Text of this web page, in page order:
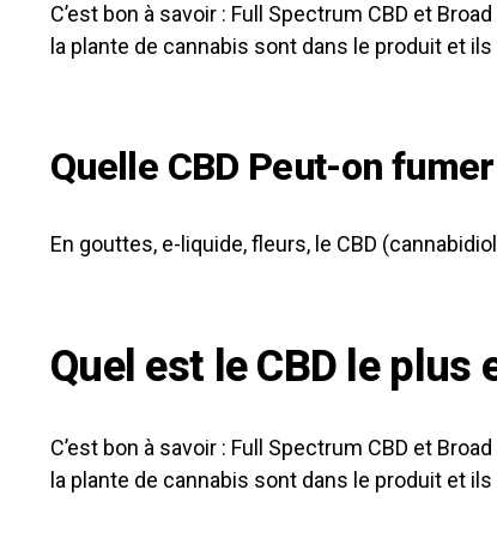
C’est bon à savoir : Full Spectrum CBD et
la plante de cannabis sont dans le produit et
Quelle CBD Peut-on
En gouttes, e-liquide, fleurs, le CBD
Quel est le CBD le plus
C’est bon à savoir : Full Spectrum CBD et
la plante de cannabis sont dans le produit et